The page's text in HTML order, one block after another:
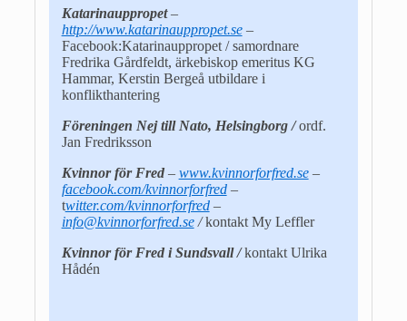
Katarinauppropet–
http://www.katarinauppropet.se–
Facebook:Katarinauppropet / samordnare
Fredrika Gårdfeldt, ärkebiskop emeritus KG
Hammar, Kerstin Bergeå utbildare i
konflikthantering
Föreningen Nej till Nato, Helsingborg /ordf.
Jan Fredriksson
Kvinnor för Fred– www.kvinnorforfred.se–
facebook.com/kvinnorforfred–
twitter.com/kvinnorforfred–
info@kvinnorforfred.se/kontakt My Leffler
Kvinnor för Fred i Sundsvall /kontakt Ulrika
Hådén